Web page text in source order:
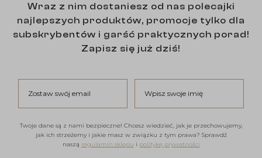
Wraz z nim dostaniesz od nas polecajki
najlepszych produktów, promocje tylko dla
subskrybentów i garść praktycznych porad!
Zapisz się już dziś!
Twoje dane są z nami bezpieczne! Chcesz wiedzieć, jak je przechowujemy,
jak ich strzeżemy i jakie masz w związku z tym prawa? Sprawdź
naszą regulamin sklepu i politykę prywatności